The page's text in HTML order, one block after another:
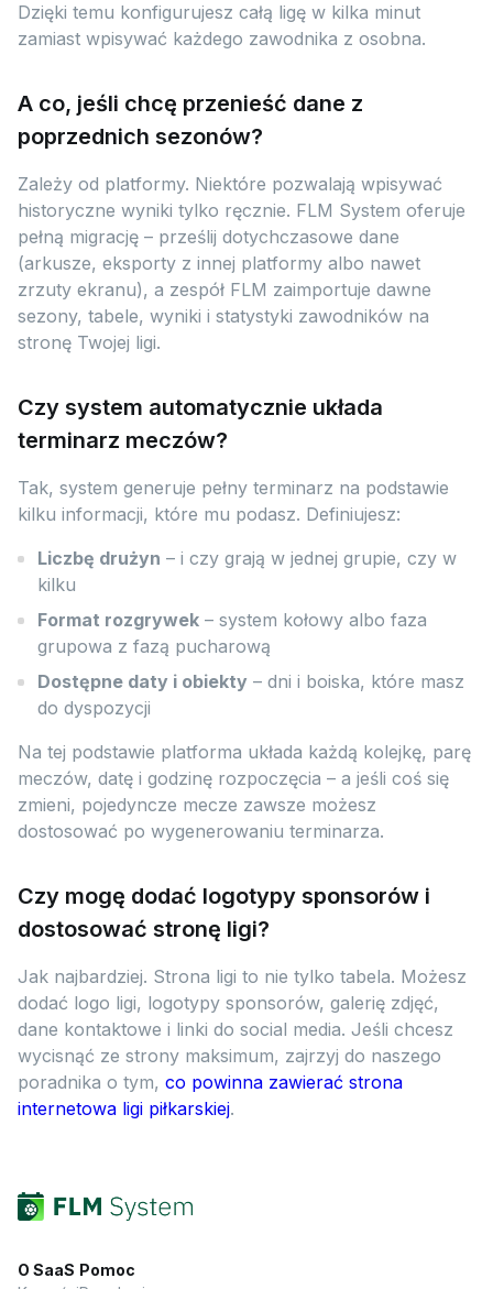
Dzięki temu konfigurujesz całą ligę w kilka minut
zamiast wpisywać każdego zawodnika z osobna.
A co, jeśli chcę przenieść dane z
poprzednich sezonów?
Zależy od platformy. Niektóre pozwalają wpisywać
historyczne wyniki tylko ręcznie. FLM System oferuje
pełną migrację – prześlij dotychczasowe dane
(arkusze, eksporty z innej platformy albo nawet
zrzuty ekranu), a zespół FLM zaimportuje dawne
sezony, tabele, wyniki i statystyki zawodników na
stronę Twojej ligi.
Czy system automatycznie układa
terminarz meczów?
Tak, system generuje pełny terminarz na podstawie
kilku informacji, które mu podasz. Definiujesz:
Liczbę drużyn – i czy grają w jednej grupie, czy w
kilku
Format rozgrywek – system kołowy albo faza
grupowa z fazą pucharową
Dostępne daty i obiekty – dni i boiska, które masz
do dyspozycji
Na tej podstawie platforma układa każdą kolejkę, parę
meczów, datę i godzinę rozpoczęcia – a jeśli coś się
zmieni, pojedyncze mecze zawsze możesz
dostosować po wygenerowaniu terminarza.
Czy mogę dodać logotypy sponsorów i
dostosować stronę ligi?
Jak najbardziej. Strona ligi to nie tylko tabela. Możesz
dodać logo ligi, logotypy sponsorów, galerię zdjęć,
dane kontaktowe i linki do social media. Jeśli chcesz
wycisnąć ze strony maksimum, zajrzyj do naszego
poradnika o tym, co powinna zawierać strona
internetowa ligi piłkarskiej.
O SaaS Pomoc